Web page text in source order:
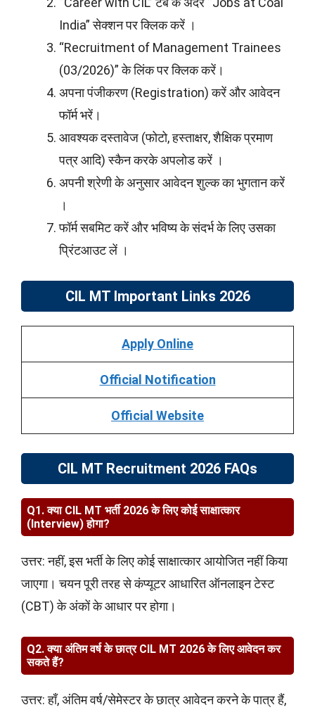
India” सेक्शन पर क्लिक करें ।
“Recruitment of Management Trainees
(03/2026)” के लिंक पर क्लिक करें।
अपना पंजीकरण (Registration) करें और आवेदन
फॉर्म भरें।
आवश्यक दस्तावेज (फोटो, हस्ताक्षर, शैक्षिक प्रमाण
पत्र आदि) स्कैन करके अपलोड करें ।
अपनी श्रेणी के अनुसार आवेदन शुल्क का भुगतान करें
।
फॉर्म सबमिट करें और भविष्य के संदर्भ के लिए उसका
प्रिंटआउट लें ।
CIL MT Important Links 2026
Apply Online
Official Notification
Official Website
CIL MT Recruitment 2026 FAQs
Q1. क्या CIL MT भर्ती 2026 के लिए कोई साक्षात्कार
(Interview) होगा?
उत्तर: नहीं, इस भर्ती के लिए कोई साक्षात्कार आयोजित नहीं किया
जाएगा। चयन पूरी तरह से कंप्यूटर आधारित ऑनलाइन टेस्ट
(CBT) के अंकों के आधार पर होगा।
Q2. क्या अंतिम वर्ष के छात्र CIL MT 2026 के लिए आवेदन कर
सकते हैं?
उत्तर: हाँ, अंतिम वर्ष/सेमेस्टर के छात्र आवेदन करने के पात्र हैं,